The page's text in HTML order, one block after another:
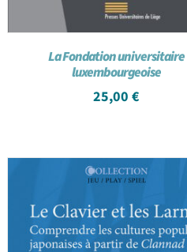
La Fondation universitaire
luxembourgeoise
25,00€